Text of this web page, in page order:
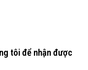
tôi để nhận được